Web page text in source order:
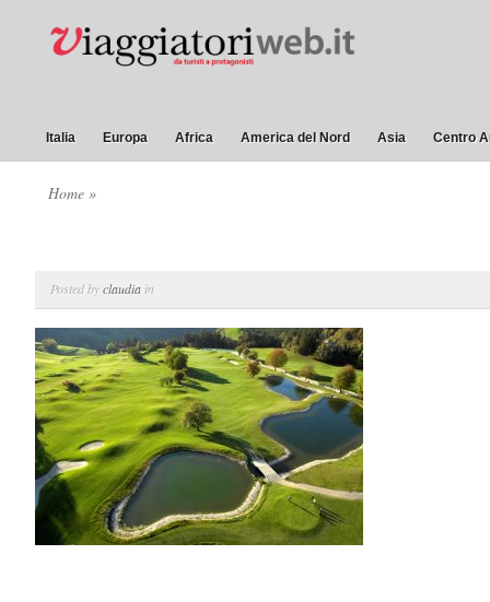
Italia Europa Africa America del Nord Asia Centro
Home »
Posted byclaudia in